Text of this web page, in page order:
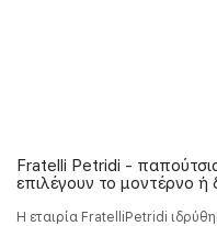
Fratelli Petridi -
επιλέγουν το μοντέρνο ή
Η εταιρία FratelliPetridi